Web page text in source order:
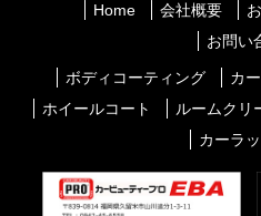
Home 会社概要
お問い
ボディコーティング カ
ホイールコート
ルームクリ
カーラ